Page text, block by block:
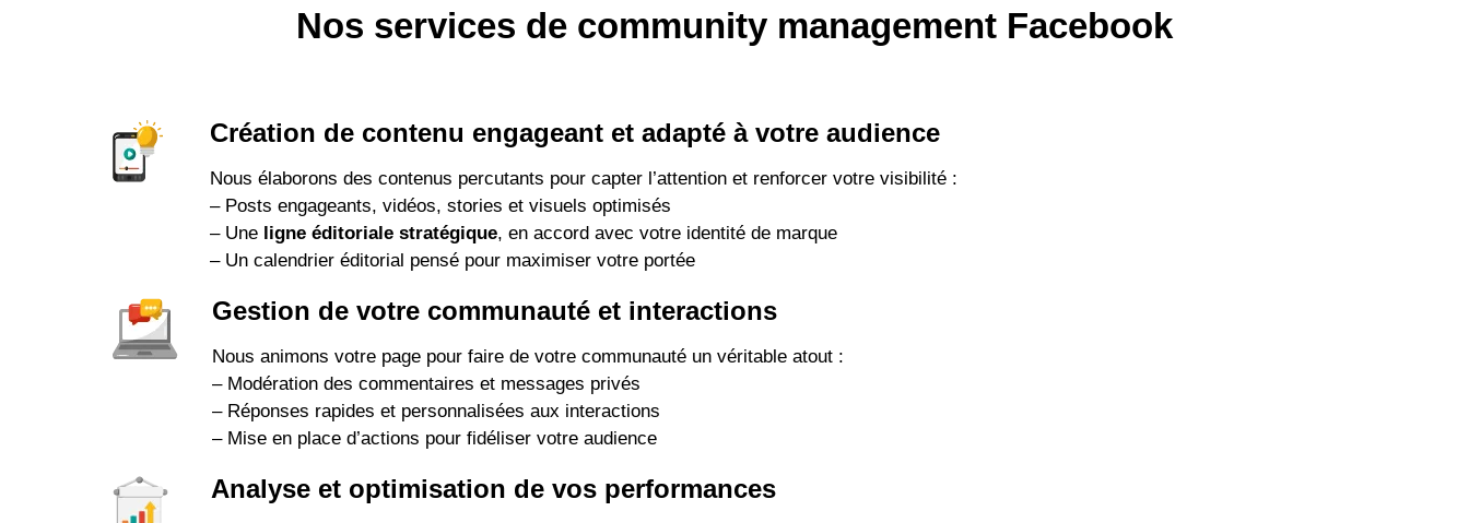
Nos services de community management Facebook
Création de contenu engageant et adapté à votre audience
Nous élaborons des contenus percutants pour capter l’attention et renforcer votre visibilité :
– Posts engageants, vidéos, stories et visuels optimisés
– Une ligne éditoriale stratégique, en accord avec votre identité de marque
– Un calendrier éditorial pensé pour maximiser votre portée
Gestion de votre communauté et interactions
Nous animons votre page pour faire de votre communauté un véritable atout :
– Modération des commentaires et messages privés
– Réponses rapides et personnalisées aux interactions
– Mise en place d’actions pour fidéliser votre audience
Analyse et optimisation de vos performances